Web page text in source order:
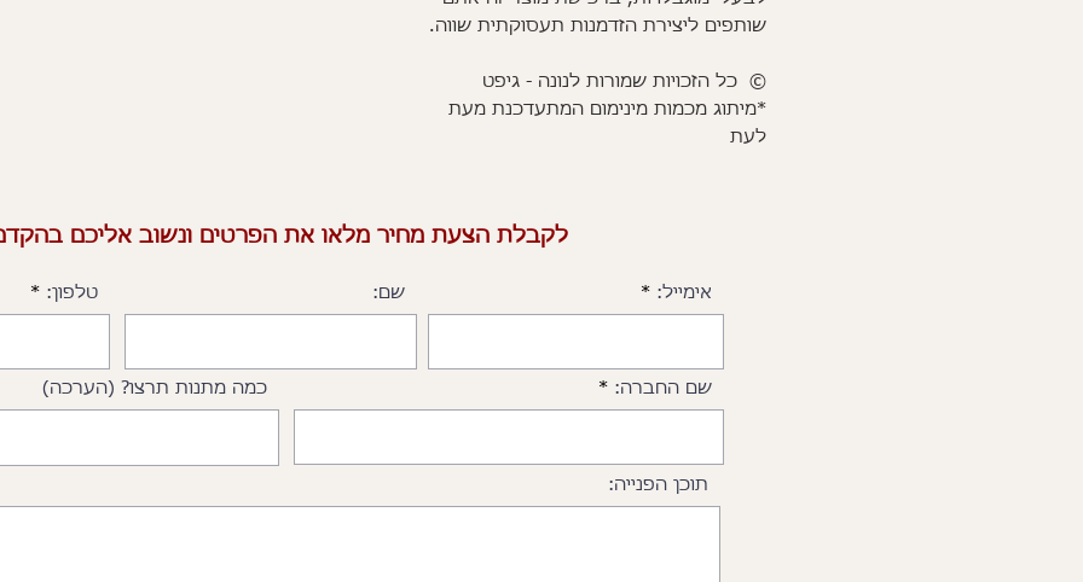
שותפים ליצירת הזדמנות תעסוקתית שווה.
© כל הזכויות שמורות לנונה - גיפט
*מיתוג מכמות מינימום המתעדכנת מעת
לעת
לקבלת הצעת מחיר מלאו את הפרטים ונשוב אליכם
טלפון: שם: אימייל:
כמה מתנות תרצו? (הערכה) שם החברה:
תוכן הפנייה: